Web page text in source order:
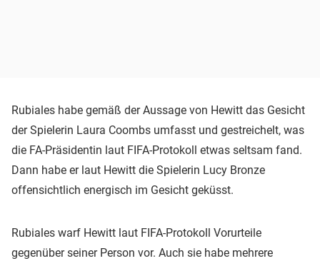
Rubiales habe gemäß der Aussage von Hewitt das Gesicht
der Spielerin Laura Coombs umfasst und gestreichelt, was
die FA-Präsidentin laut FIFA-Protokoll etwas seltsam fand.
Dann habe er laut Hewitt die Spielerin Lucy Bronze
offensichtlich energisch im Gesicht geküsst.
Rubiales warf Hewitt laut FIFA-Protokoll Vorurteile
gegenüber seiner Person vor. Auch sie habe mehrere